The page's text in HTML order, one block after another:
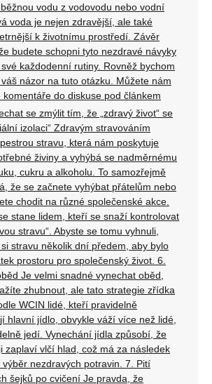
vodu z vodovodu nebo vodní
voda je nejen zdravější, ale také
k životnímu prostředí. Závěr
budete schopni tyto nezdravé návyky
každodenní rutiny. Rovněž bychom
názor na tuto otázku. Můžete nám
komentáře do diskuse pod článkem
se zmýlit tím, že „zdravý život“ se
izolaci“ Zdravým stravováním
stravu, která nám poskytuje
živiny a vyhýbá se nadměrnému
cukru a alkoholu. To samozřejmě
že se začnete vyhýbat přátelům nebo
chodit na různé společenské akce.
stane lidem, kteří se snaží kontrolovat
stravu“. Abyste se tomu vyhnuli,
stravu několik dní předem, aby bylo
prostoru pro společenský život. 6.
Je velmi snadné vynechat oběd,
zhubnout, ale tato strategie zřídka
WCIN lidé, kteří pravidelně
hlavní jídlo, obvykle váží více než lidé,
jedí. Vynechání jídla způsobí, že
zaplaví vlčí hlad, což má za následek
nezdravých potravin. 7. Pití
šejků po cvičení Je pravda, že